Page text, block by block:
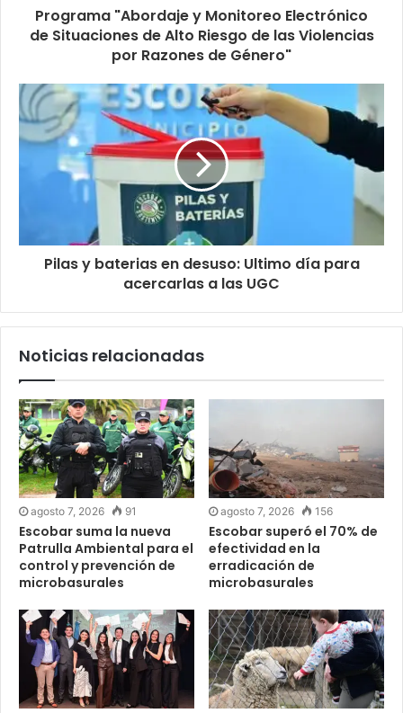
Programa "Abordaje y Monitoreo Electrónico
de Situaciones de Alto Riesgo de las Violencias
por Razones de Género"
Pilas y baterias en desuso: Ultimo día para
acercarlas a las UGC
Noticias relacionadas
agosto 7, 2026 91
Escobar suma la nueva
Patrulla Ambiental para el
control y prevención de
microbasurales
agosto 7, 2026 156
Escobar superó el 70% de
efectividad en la
erradicación de
microbasurales